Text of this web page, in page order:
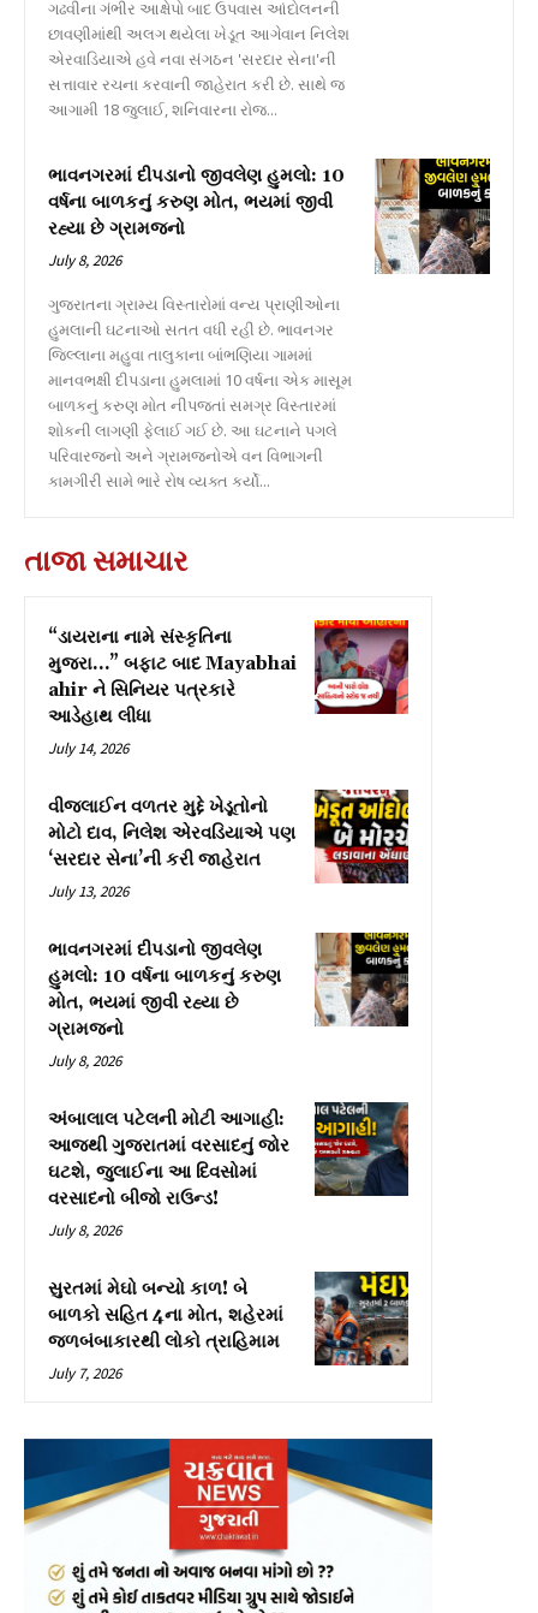
ગઢવીના ગંભીર આક્ષેપો બાદ ઉપવાસ આંદોલનની
છાવણીમાંથી અલગ થયેલા ખેડૂત આગેવાન નિલેશ
એરવાડિયાએ હવે નવા સંગઠન 'સરદાર સેના'ની
સત્તાવાર રચના કરવાની જાહેરાત કરી છે. સાથે જ
આગામી 18 જુલાઈ, શનિવારના રોજ...
ભાવનગરમાં દીપડાનો જીવલેણ હુમલો: 10
વર્ષના બાળકનું કરુણ મોત, ભયમાં જીવી
રહ્યા છે ગ્રામજનો
July 8, 2026
ગુજરાતના ગ્રામ્ય વિસ્તારોમાં વન્ય પ્રાણીઓના
હુમલાની ઘટનાઓ સતત વધી રહી છે. ભાવનગર
જિલ્લાના મહુવા તાલુકાના બાંભણિયા ગામમાં
માનવભક્ષી દીપડાના હુમલામાં 10 વર્ષના એક માસૂમ
બાળકનું કરુણ મોત નીપજતાં સમગ્ર વિસ્તારમાં
શોકની લાગણી ફેલાઈ ગઈ છે. આ ઘટનાને પગલે
પરિવારજનો અને ગ્રામજનોએ વન વિભાગની
કામગીરી સામે ભારે રોષ વ્યક્ત કર્યો...
તાજા સમાચાર
“ડાયરાના નામે સંસ્કૃતિના
મુજરા…” બફાટ બાદ Mayabhai
ahir ને સિનિયર પત્રકારે
આડેહાથ લીધા
July 14, 2026
વીજલાઈન વળતર મુદ્દે ખેડૂતોનો
મોટો દાવ, નિલેશ એરવડિયાએ પણ
‘સરદાર સેના’ની કરી જાહેરાત
July 13, 2026
ભાવનગરમાં દીપડાનો જીવલેણ
હુમલો: 10 વર્ષના બાળકનું કરુણ
મોત, ભયમાં જીવી રહ્યા છે
ગ્રામજનો
July 8, 2026
અંબાલાલ પટેલની મોટી આગાહી:
આજથી ગુજરાતમાં વરસાદનું જોર
ઘટશે, જુલાઈના આ દિવસોમાં
વરસાદનો બીજો રાઉન્ડ!
July 8, 2026
સુરતમાં મેઘો બન્યો કાળ! બે
બાળકો સહિત 4ના મોત, શહેરમાં
જળબંબાકારથી લોકો ત્રાહિમામ
July 7, 2026